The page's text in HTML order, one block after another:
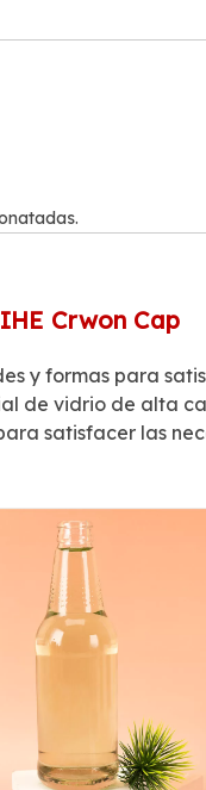
Crwon Cap
y formas para
de vidrio de alta
satisfacer las